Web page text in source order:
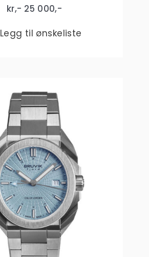
kr,- 25 000,-
Legg til ønskeliste